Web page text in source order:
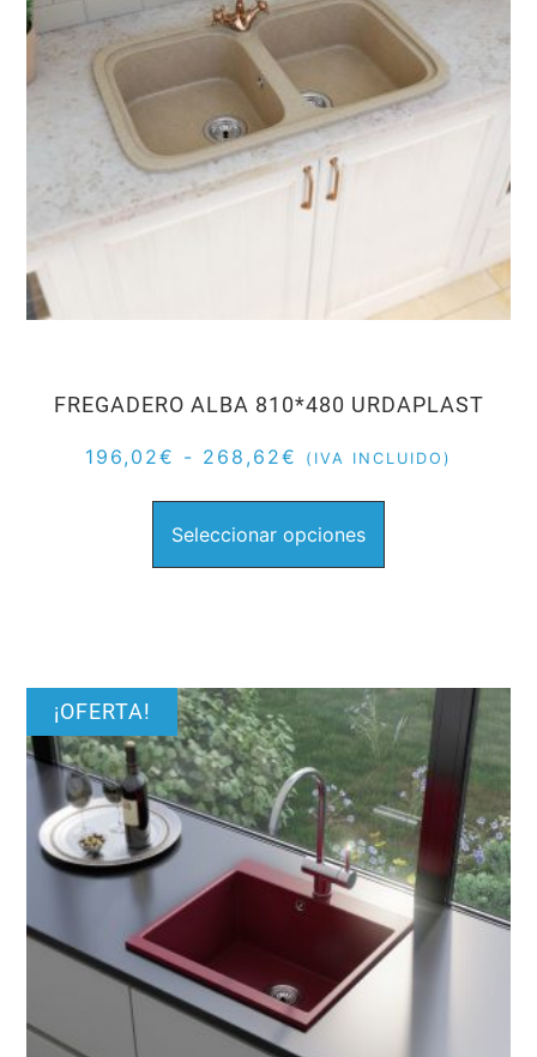
FREGADERO ALBA 810*480 URDAPLAST
196,02€ - 268,62€ (IVA INCLUIDO)
Seleccionar opciones
¡OFERTA!